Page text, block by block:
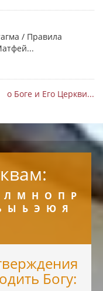
/ Правила
о Боге и Его Церкви...
Л М Н О П Р
Ы Ь Э Ю Я
Богу: